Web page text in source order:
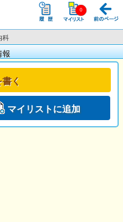
科
報
く
マイリストに追加